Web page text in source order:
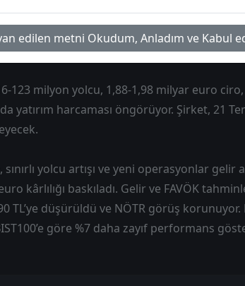
113 milyona ulaştı (%6 artış). Havacılık
%20 arttı. FAVÖK marjı 120 baz puan
gerçekleşti.
123 milyon yolcu, 1,88-1,98 milyar euro
yatırım harcaması öngörüyor. Şirket, 21
yolcu artışı ve yeni operasyonlar gelir
kârlılığı baskıladı. Gelir ve FAVÖK
TL’ye düşürüldü ve NÖTR görüş
göre %7 daha zayıf performans
Beyan